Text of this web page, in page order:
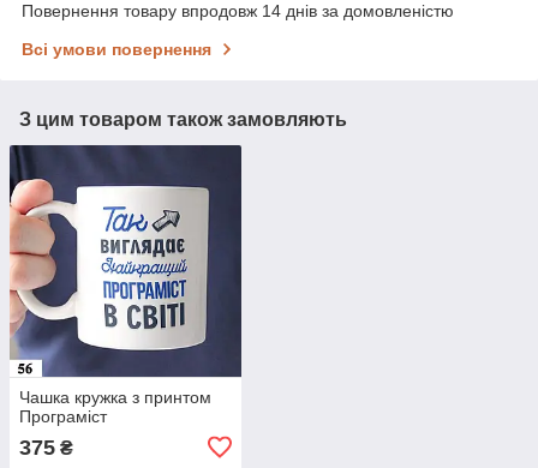
Повернення товару впродовж 14 днів за домовленістю
Всі умови повернення
З цим товаром також замовляють
Чашка кружка з принтом
Програміст
375 ₴